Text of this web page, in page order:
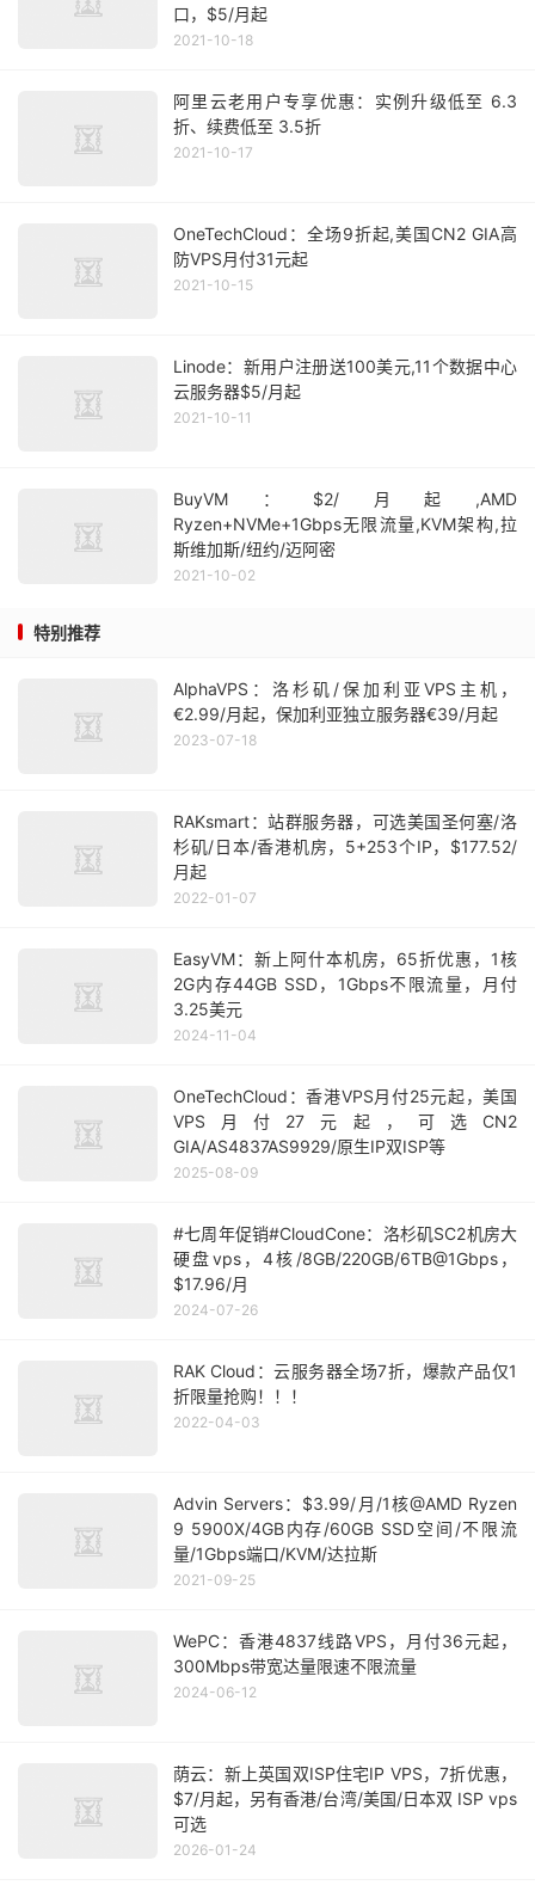
口，$5/月起
2021-10-18
阿里云老用户专享优惠：实例升级低至 6.3
折、续费低至 3.5折
2021-10-17
OneTechCloud：全场9折起,美国CN2 GIA高
防VPS月付31元起
2021-10-15
Linode：新用户注册送100美元,11个数据中心
云服务器$5/月起
2021-10-11
BuyVM：$2/月起,AMD
Ryzen+NVMe+1Gbps无限流量,KVM架构,拉
斯维加斯/纽约/迈阿密
2021-10-02
特别推荐
AlphaVPS：洛杉矶/保加利亚VPS主机，
€2.99/月起，保加利亚独立服务器€39/月起
2023-07-18
RAKsmart：站群服务器，可选美国圣何塞/洛
杉矶/日本/香港机房，5+253个IP，$177.52/
月起
2022-01-07
EasyVM：新上阿什本机房，65折优惠，1核
2G内存44GB SSD，1Gbps不限流量，月付
3.25美元
2024-11-04
OneTechCloud：香港VPS月付25元起，美国
VPS月付27元起，可选CN2
GIA/AS4837AS9929/原生IP双ISP等
2025-08-09
#七周年促销#CloudCone：洛杉矶SC2机房大
硬盘vps，4核/8GB/220GB/6TB@1Gbps，
$17.96/月
2024-07-26
RAK Cloud：云服务器全场7折，爆款产品仅1
折限量抢购！！！
2022-04-03
Advin Servers：$3.99/月/1核@AMD Ryzen
9 5900X/4GB内存/60GB SSD空间/不限流
量/1Gbps端口/KVM/达拉斯
2021-09-25
WePC：香港4837线路VPS，月付36元起，
300Mbps带宽达量限速不限流量
2024-06-12
荫云：新上英国双ISP住宅IP VPS，7折优惠，
$7/月起，另有香港/台湾/美国/日本双 ISP vps
可选
2026-01-24